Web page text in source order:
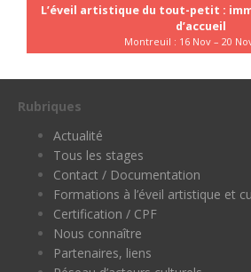
L’éveil artistique du tout-petit :
d’accueil
Montreuil : 16 Nov – 20
Rubriques
Actualité
Tous les stages
Contact / Documentation
Formations à l’éveil artistique et
Certification / CPF
Nous connaître
Partenaires, liens